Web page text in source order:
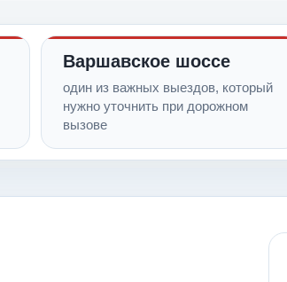
Варшавское шоссе
один из важных выездов, который
нужно уточнить при дорожном
вызове